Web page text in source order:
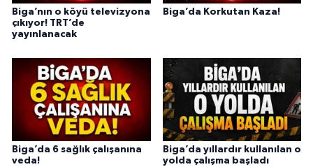
Biga’nın o köyü televizyona
çıkıyor! TRT’de
yayınlanacak
Biga’da Korkutan Kaza!
Biga’da 6 sağlık çalışanına
veda!
Biga’da yıllardır kullanılan o
yolda çalışma başladı